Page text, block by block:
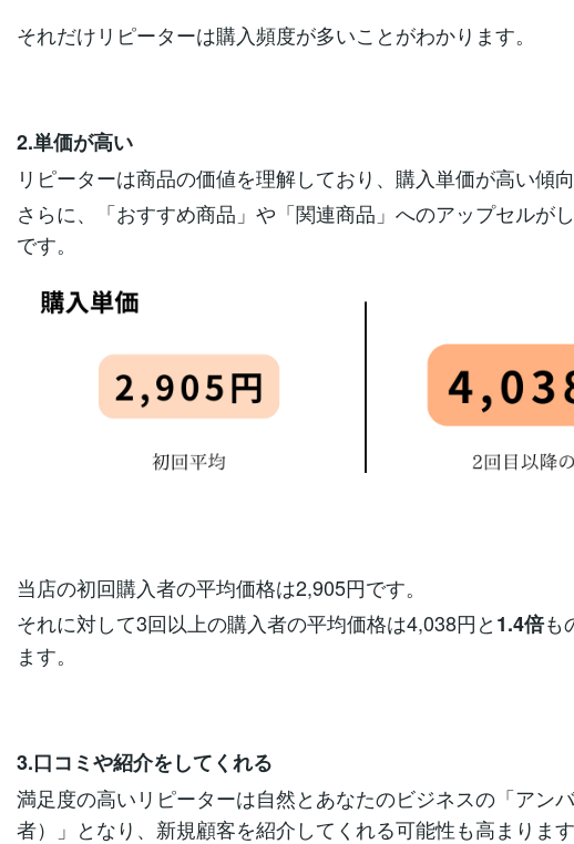
それだけリピーターは購入頻度が多いことがわかります。
2.単価が高い
リピーターは商品の価値を理解しており、購入単価が高い傾向
さらに、「おすすめ商品」や「関連商品」へのアップセルが
です。
当店の初回購入者の平均価格は2,905円です。
それに対して3回以上の購入者の平均価格は4,038円と1.4倍も
ます。
3.口コミや紹介をしてくれる
満足度の高いリピーターは自然とあなたのビジネスの「アン
者）」となり、新規顧客を紹介してくれる可能性も高まります